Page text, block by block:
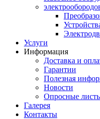
Услуги
Информация
Доставка и
Гарантии
Полезная
Новости
Опросные
Галерея
Контакты